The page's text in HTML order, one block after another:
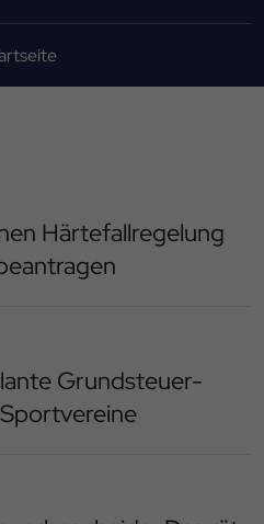
Härtefallregelung
Grundsteuer-